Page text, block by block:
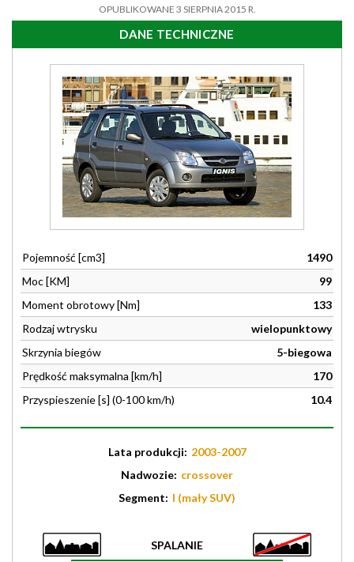
OPUBLIKOWANE 3 SIERPNIA 2015 R.
DANE TECHNICZNE
Pojemność [cm3]
1490
Moc [KM]
99
Moment obrotowy [Nm]
133
Rodzaj wtrysku
wielopunktowy
Skrzynia biegów
5-biegowa
Prędkość maksymalna [km/h]
170
Przyspieszenie [s] (0-100 km/h)
10.4
Lata produkcji: 2003-2007
Nadwozie: crossover
Segment: I (mały SUV)
SPALANIE